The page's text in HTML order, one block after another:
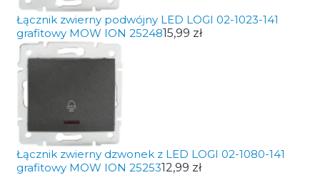
Łącznik zwierny podwójny LED LOGI 02-1023-141
grafitowy MOW ION 2524815,99 zł
Łącznik zwierny dzwonek z LED LOGI 02-1080-141
grafitowy MOW ION 2525312,99 zł